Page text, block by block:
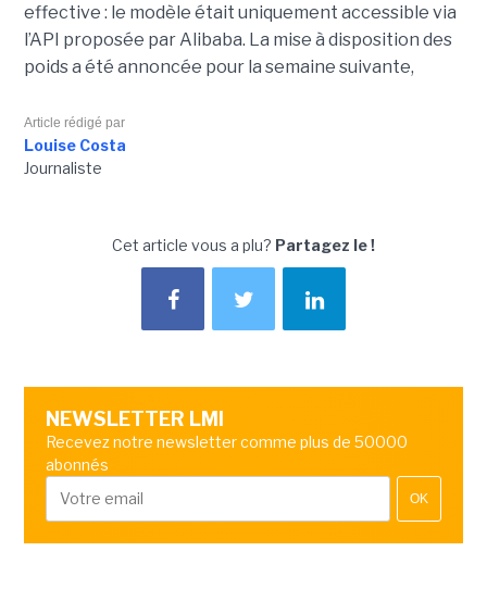
effective : le modèle était uniquement accessible via
l’API proposée par Alibaba. La mise à disposition des
poids a été annoncée pour la semaine suivante,
Article rédigé par
Louise Costa
Journaliste
Cet article vous a plu? Partagez le !
NEWSLETTER LMI
Recevez notre newsletter comme plus de 50000
abonnés
OK